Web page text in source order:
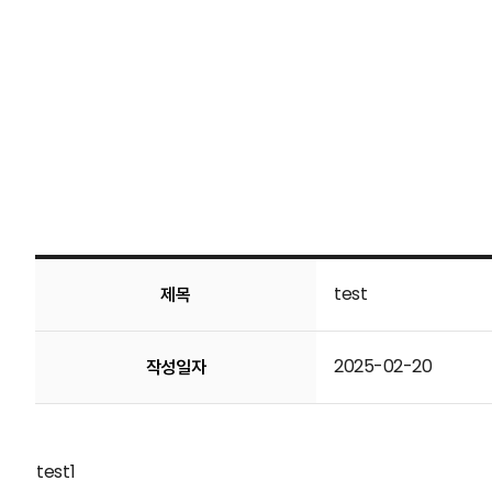
제목 test
작성일자 2025-02-20
test1